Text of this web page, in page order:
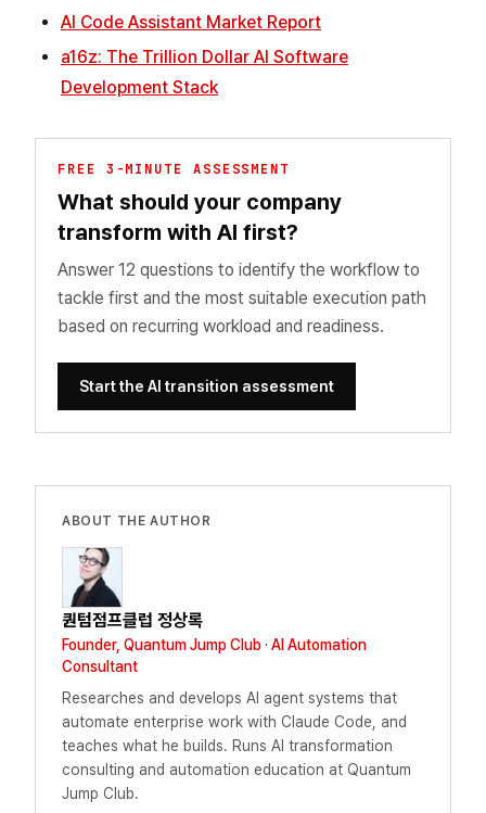
AI Code Assistant Market Report
a16z: The Trillion Dollar AI Software
Development Stack
FREE 3-MINUTE ASSESSMENT
What should your company
transform with AI first?
Answer 12 questions to identify the workflow to
tackle first and the most suitable execution path
based on recurring workload and readiness.
Start the AI transition assessment
ABOUT THE AUTHOR
퀀텀점프클럽 정상록
Founder, Quantum Jump Club · AI Automation
Consultant
Researches and develops AI agent systems that
automate enterprise work with Claude Code, and
teaches what he builds. Runs AI transformation
consulting and automation education at Quantum
Jump Club.